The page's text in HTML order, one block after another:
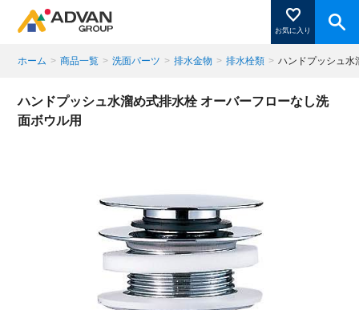
お気に入り
商品ページにある「お気に入り登録」を押すと登録した
商品がここに表示されます。
閉じる
ホーム > 商品一覧 > 洗面パーツ > 排水金物 > 排水栓類 > ハンドプッシュ水
ハンドプッシュ水溜め式排水栓 オーバーフローなし洗
面ボウル用